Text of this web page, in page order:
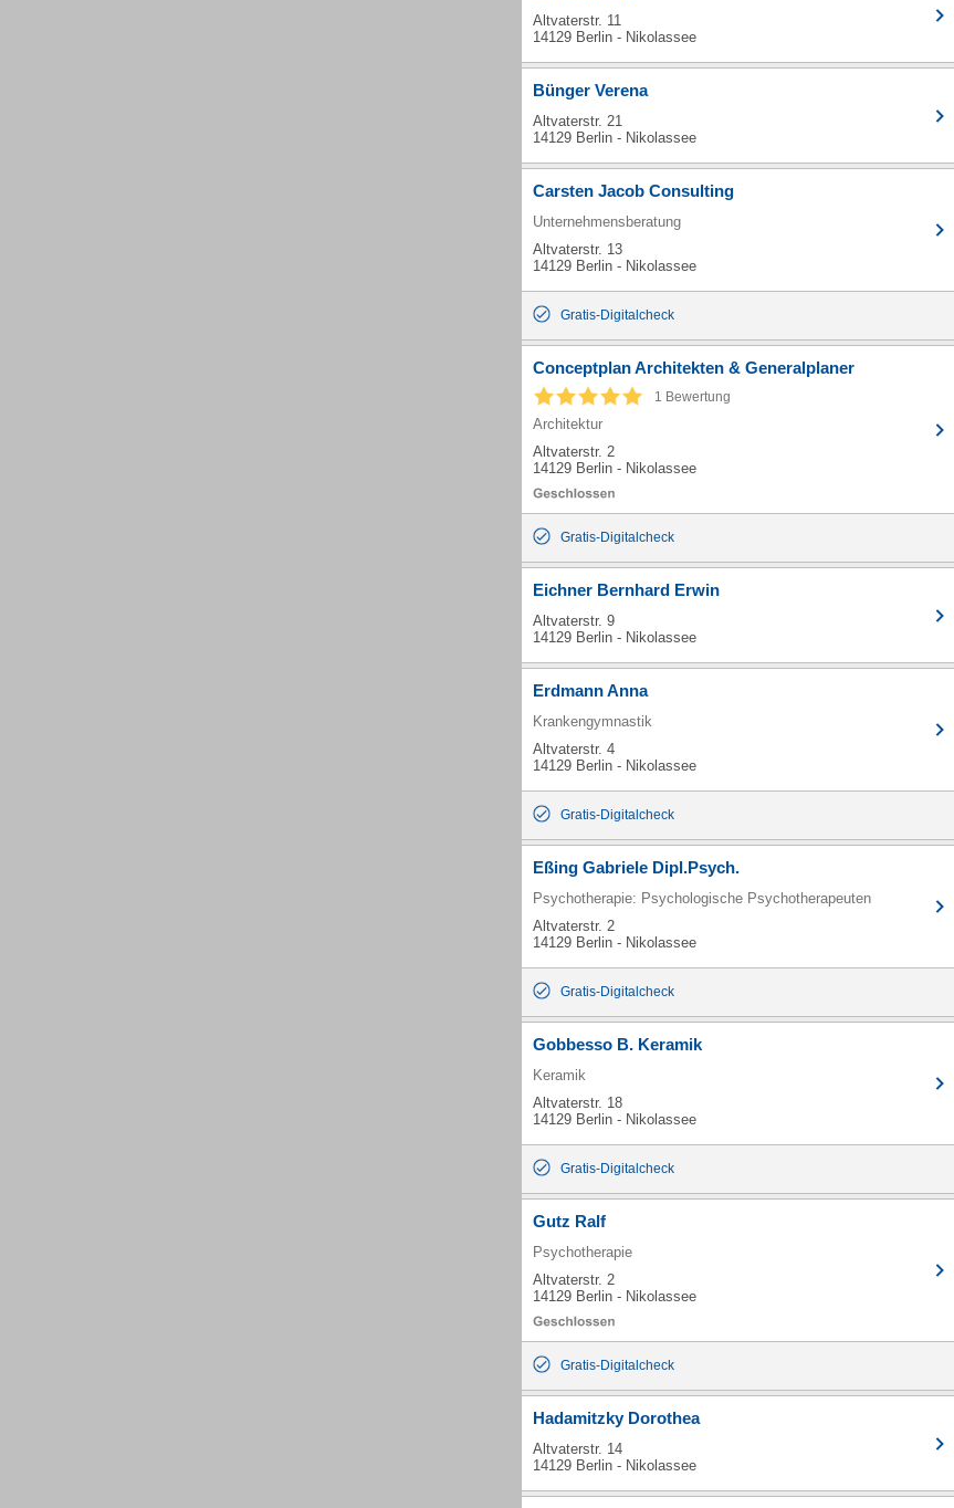
Altvaterstr. 11
14129 Berlin - Nikolassee
Bünger Verena
Altvaterstr. 21
14129 Berlin - Nikolassee
Carsten Jacob Consulting
Unternehmensberatung
Altvaterstr. 13
14129 Berlin - Nikolassee
Gratis-Digitalcheck
Conceptplan Architekten & Generalplaner
1 Bewertung
Architektur
Altvaterstr. 2
14129 Berlin - Nikolassee
Gratis-Digitalcheck
Eichner Bernhard Erwin
Altvaterstr. 9
14129 Berlin - Nikolassee
Erdmann Anna
Krankengymnastik
Altvaterstr. 4
14129 Berlin - Nikolassee
Gratis-Digitalcheck
Eßing Gabriele Dipl.Psych.
Psychotherapie: Psychologische Psychotherapeuten
Altvaterstr. 2
14129 Berlin - Nikolassee
Gratis-Digitalcheck
Gobbesso B. Keramik
Keramik
Altvaterstr. 18
14129 Berlin - Nikolassee
Gratis-Digitalcheck
Gutz Ralf
Psychotherapie
Altvaterstr. 2
14129 Berlin - Nikolassee
Gratis-Digitalcheck
Hadamitzky Dorothea
Altvaterstr. 14
14129 Berlin - Nikolassee